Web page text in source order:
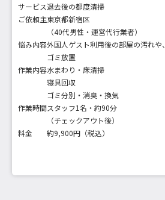
サービス退去後の都度清掃
ご依頼主東京都新宿区
（40代男性・運営代行業者）
悩み内容外国人ゲスト利用後の部屋の汚れや、
ゴミ放置
作業内容水まわり・床清掃
寝具回収
ゴミ分別・消臭・換気
作業時間スタッフ1名・約90分
（チェックアウト後）
料金
約9,900円（税込）